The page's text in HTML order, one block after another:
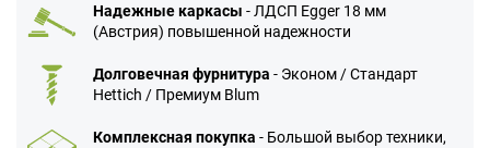
Надежные каркасы - ЛДСП Egger 18 мм
(Австрия) повышенной надежности
Долговечная фурнитура - Эконом / Стандарт
Hettich / Премиум Blum
Комплексная покупка - Большой выбор техники,